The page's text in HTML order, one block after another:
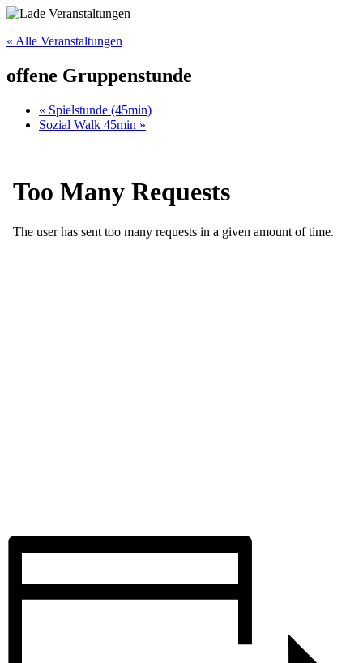
« Alle Veranstaltungen
offene Gruppenstunde
« Spielstunde (45min)
Sozial Walk 45min »